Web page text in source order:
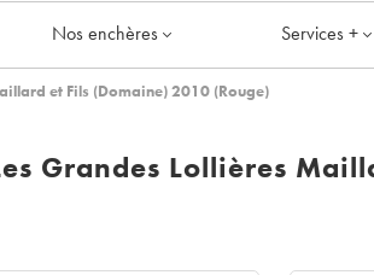
Nos enchères Services +
et Fils (Domaine) 2010 (Rouge)
Grandes Lollières